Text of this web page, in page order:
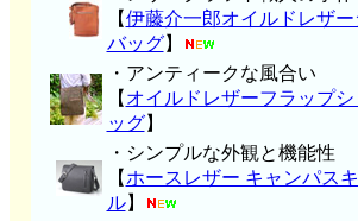
【伊藤介一郎オイルドレザ
バッグ】
・アンティークな風合い
【 オイルドレザーフラップ
ッグ】
・シンプルな外観と機能性
【 ホースレザー キャンパス
ル】